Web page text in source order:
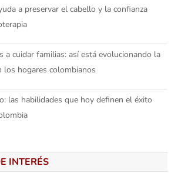
a preservar el cabello y la confianza
a cuidar familias: así está evolucionando la
los hogares colombianos
las habilidades que hoy definen el éxito
INTERÉS